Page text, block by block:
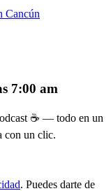
Cancún
7:00 am
☕ — todo en un
con un clic.
. Puedes darte de